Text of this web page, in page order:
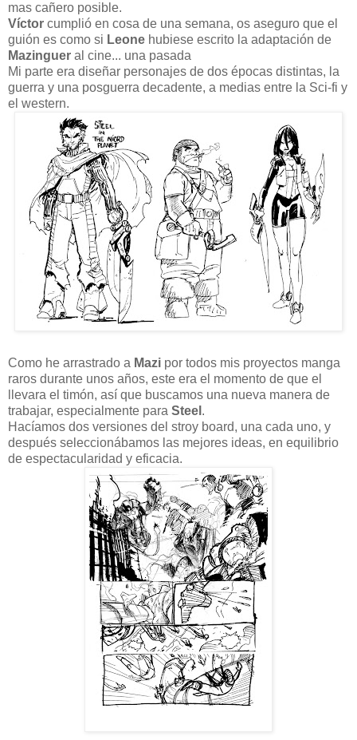
mas cañero posible.
Víctor cumplió en cosa de una semana, os aseguro que el
guión es como si Leone hubiese escrito la adaptación de
Mazinguer al cine... una pasada
Mi parte era diseñar personajes de dos épocas distintas, la
guerra y una posguerra decadente, a medias entre la Sci-fi y
el western.
Como he arrastrado a Mazi por todos mis proyectos manga
raros durante unos años, este era el momento de que el
llevara el timón, así que buscamos una nueva manera de
trabajar, especialmente para Steel .
Hacíamos dos versiones del stroy board, una cada uno, y
después seleccionábamos las mejores ideas, en equilibrio
de espectacularidad y eficacia.